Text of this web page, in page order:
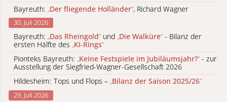
Bayreuth: „Der fliegende Holländer“, Richard Wagner
30. Juli 2026
Bayreuth: „Das Rheingold“ und „Die Walküre“ - Bilanz der
ersten Hälfte des „KI-Rings“
Pionteks Bayreuth: „Keine Festspiele im Jubiläumsjahr?“ - zur
Ausstellung der Siegfried-Wagner-Gesellschaft 2026
Hildesheim: Tops und Flops – „Bilanz der Saison 2025/26“
29. Juli 2026